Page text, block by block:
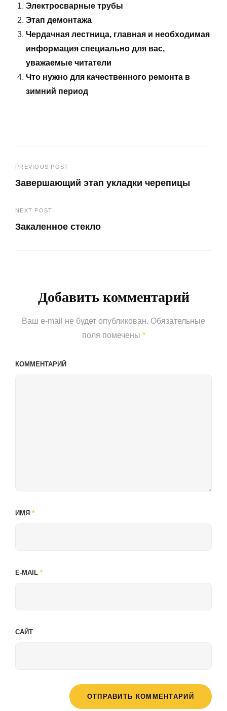
Электросварные трубы
Этап демонтажа
Чердачная лестница, главная и необходимая
информация специально для вас,
уважаемые читатели
Что нужно для качественного ремонта в
зимний период
Навигация
по
записям
PREVIOUS POST
Завершающий этап укладки черепицы
Post
NEXT POST
Закаленное стекло
Добавить комментарий
Ваш e-mail не будет опубликован. Обязательные
поля помечены *
КОММЕНТАРИЙ
ИМЯ *
E-MAIL *
САЙТ